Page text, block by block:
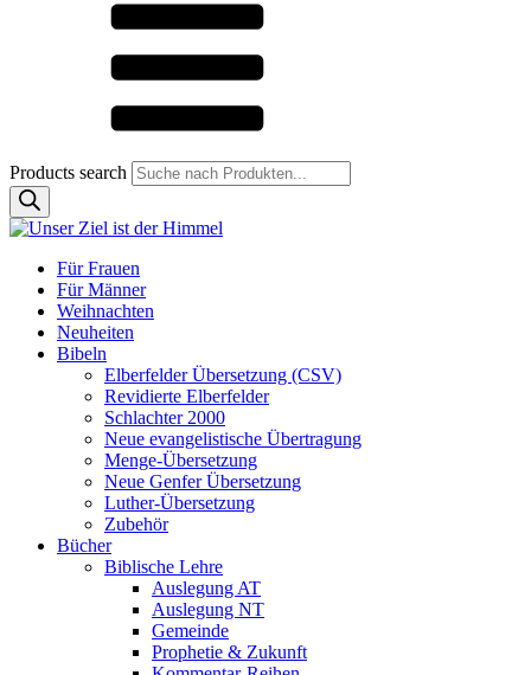
Products search
Für Frauen
Für Männer
Weihnachten
Neuheiten
Bibeln
Elberfelder Übersetzung (CSV)
Revidierte Elberfelder
Schlachter 2000
Neue evangelistische Übertragung
Menge-Übersetzung
Neue Genfer Übersetzung
Luther-Übersetzung
Zubehör
Bücher
Biblische Lehre
Auslegung AT
Auslegung NT
Gemeinde
Prophetie & Zukunft